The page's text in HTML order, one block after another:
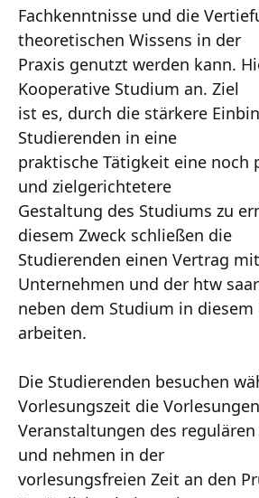
Fachkenntnisse und die
theoretischen Wissens in der
Praxis genutzt werden kann.
Kooperative Studium an. Ziel
ist es, durch die stärkere
Studierenden in eine
praktische Tätigkeit eine noch
und zielgerichtetere
Gestaltung des Studiums zu
diesem Zweck schließen die
Studierenden einen Vertrag
Unternehmen und der htw
neben dem Studium in
arbeiten.
Die Studierenden besuchen
Vorlesungszeit die
Veranstaltungen des
und nehmen in der
vorlesungsfreien Zeit an den